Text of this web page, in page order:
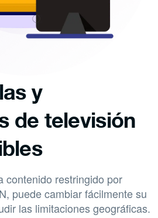
y
de televisión
contenido restringido por
puede cambiar fácilmente su
las limitaciones geográficas.